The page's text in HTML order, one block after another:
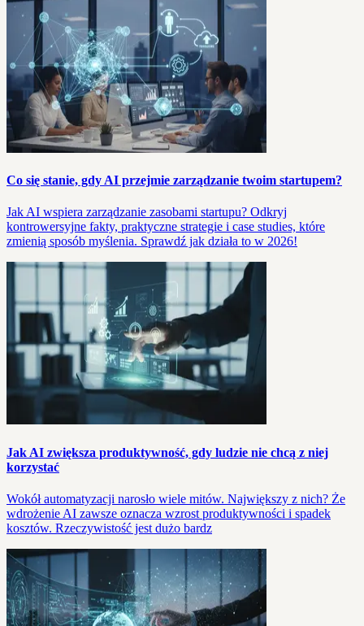
Co się stanie, gdy AI przejmie zarządzanie twoim startupem?
Jak AI wspiera zarządzanie zasobami startupu? Odkryj
kontrowersyjne fakty, praktyczne strategie i case studies, które
zmienią sposób myślenia. Sprawdź jak działa to w 2026!
Jak AI zwiększa produktywność, gdy ludzie nie chcą z niej
korzystać
Wokół automatyzacji narosło wiele mitów. Największy z nich? Że
wdrożenie AI zawsze oznacza wzrost produktywności i spadek
kosztów. Rzeczywistość jest dużo bardz